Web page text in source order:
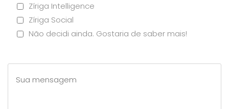
Zíriga Intelligence
Zíriga Social
Não decidi ainda. Gostaria de saber mais!